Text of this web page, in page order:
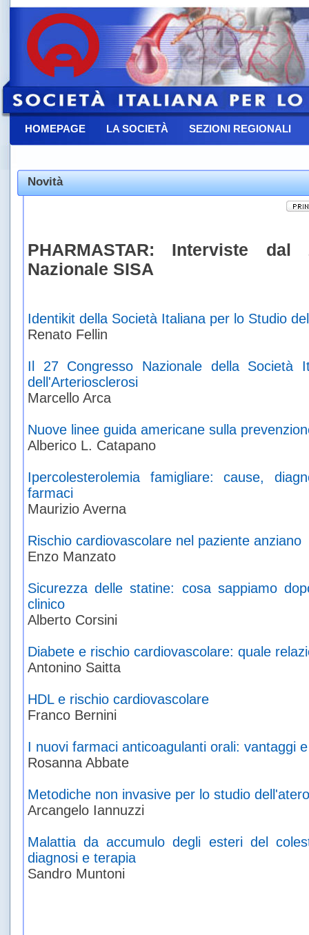
HOMEPAGE LA SOCIETÀ SEZIONI REGIONALI
Novità
PHARMASTAR: Interviste dal
Nazionale SISA
Identikit della Società Italiana per lo Studio
Renato Fellin
Il 27 Congresso Nazionale della Società
dell'Arteriosclerosi
Marcello Arca
Nuove linee guida americane sulla
Alberico L. Catapano
Ipercolesterolemia famigliare: cause,
farmaci
Maurizio Averna
Rischio cardiovascolare nel paziente anziano
Enzo Manzato
Sicurezza delle statine: cosa sappiamo
clinico
Alberto Corsini
Diabete e rischio cardiovascolare: quale
Antonino Saitta
HDL e rischio cardiovascolare
Franco Bernini
I nuovi farmaci anticoagulanti orali: vantaggi
Rosanna Abbate
Metodiche non invasive per lo studio
Arcangelo Iannuzzi
Malattia da accumulo degli esteri del
diagnosi e terapia
Sandro Muntoni